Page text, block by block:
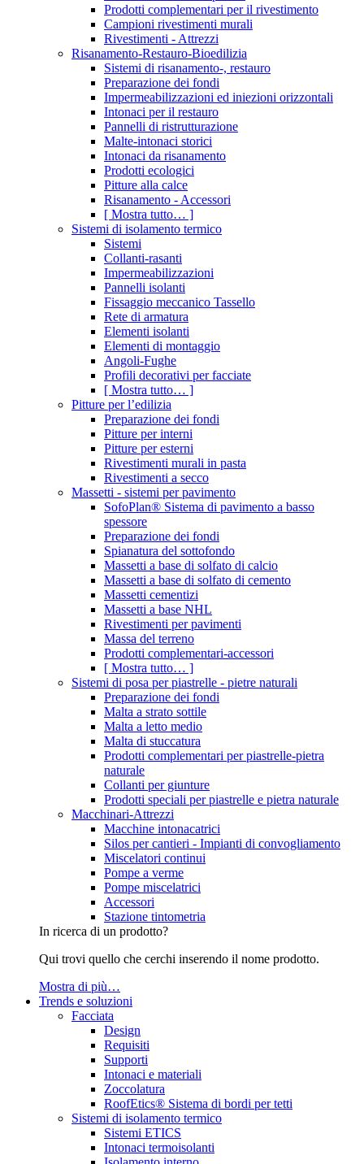
Prodotti complementari per il rivestimento
Campioni rivestimenti murali
Rivestimenti - Attrezzi
Risanamento-Restauro-Bioedilizia
Sistemi di risanamento-, restauro
Preparazione dei fondi
Impermeabilizzazioni ed iniezioni orizzontali
Intonaci per il restauro
Pannelli di ristrutturazione
Malte-intonaci storici
Intonaci da risanamento
Prodotti ecologici
Pitture alla calce
Risanamento - Accessori
[ Mostra tutto… ]
Sistemi di isolamento termico
Sistemi
Collanti-rasanti
Impermeabilizzazioni
Pannelli isolanti
Fissaggio meccanico Tassello
Rete di armatura
Elementi isolanti
Elementi di montaggio
Angoli-Fughe
Profili decorativi per facciate
[ Mostra tutto… ]
Pitture per l’edilizia
Preparazione dei fondi
Pitture per interni
Pitture per esterni
Rivestimenti murali in pasta
Rivestimenti a secco
Massetti - sistemi per pavimento
SofoPlan® Sistema di pavimento a basso
spessore
Preparazione dei fondi
Spianatura del sottofondo
Massetti a base di solfato di calcio
Massetti a base di solfato di cemento
Massetti cementizi
Massetti a base NHL
Rivestimenti per pavimenti
Massa del terreno
Prodotti complementari-accessori
[ Mostra tutto… ]
Sistemi di posa per piastrelle - pietre naturali
Preparazione dei fondi
Malta a strato sottile
Malta a letto medio
Malta di stuccatura
Prodotti complementari per piastrelle-pietra
naturale
Collanti per giunture
Prodotti speciali per piastrelle e pietra naturale
Macchinari-Attrezzi
Macchine intonacatrici
Silos per cantieri - Impianti di convogliamento
Miscelatori continui
Pompe a verme
Pompe miscelatrici
Accessori
Stazione tintometria
In ricerca di un prodotto?
Qui trovi quello che cerchi inserendo il nome prodotto.
Mostra di più…
Trends e soluzioni
Facciata
Design
Requisiti
Supporti
Intonaci e materiali
Zoccolatura
RoofEtics® Sistema di bordi per tetti
Sistemi di isolamento termico
Sistemi ETICS
Intonaci termoisolanti